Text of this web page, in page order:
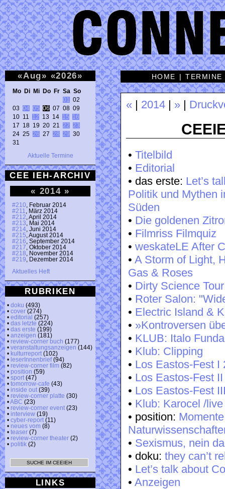
«Aug» «2026»
Mo Di Mi Do Fr Sa So
01
02
03 04 05 06 07 08 09
10 11 12 13 14 15
16
17 18 19 20 21 22
23
24 25 26 27 28 29 30
31
Aktuelle Termine
CEE IEH-ARCHIV
« 2014 »
#210 , Februar 2014
#211
, März 2014
#212 , April 2014
#213 , Mai 2014
#214 , Juni 2014
#215 , August 2014
#216 , September 2014
#217 , Oktober 2014
#218 , November 2014
#219 , Dezember 2014
Aktuelles Heft
RUBRIKEN
• doku (493)
• cover (274)
• editorial (257)
• das letzte (224)
• das erste (199)
• anzeigen (181)
• review-corner buch (177)
• veranstaltungsanzeigen (144)
• kulturreport (102)
• leserInnenbrief(94)
• review-corner film (82)
• position (59)
• sport (47)
• tomorrow-cafe (43)
• inside out (39)
• review-corner platte (30)
•ABC (23)
• review-corner event (23)
• interview (19)
• cyber-report (11)
• neues vom (8)
• teaser (7)
• review-corner theater (2)
• politik (2)
LINKS
HOME |TERMINE
« 2014 »
• Titelbild
• Editorial
• das erste: Let’s
Politik und Mythen
Süden
• Die goldenen
• Filmriss Filmquiz
• weskateLE After
• A Storm of Light,
Gas & Roses
• Dirty Science Tour
• Roter Salon:
• Electric Island &
• »Kontroversen
• KLUB: Italo
• Klub: Clipping
• Los Eastos-Fest I
• Los Eastos-Fest
• Los Eastos-Fest
• Klub: Karocel /live
• position:
• Sexismus, nein
• doku: they can’t
• Let’s talk about
• Anzeigen